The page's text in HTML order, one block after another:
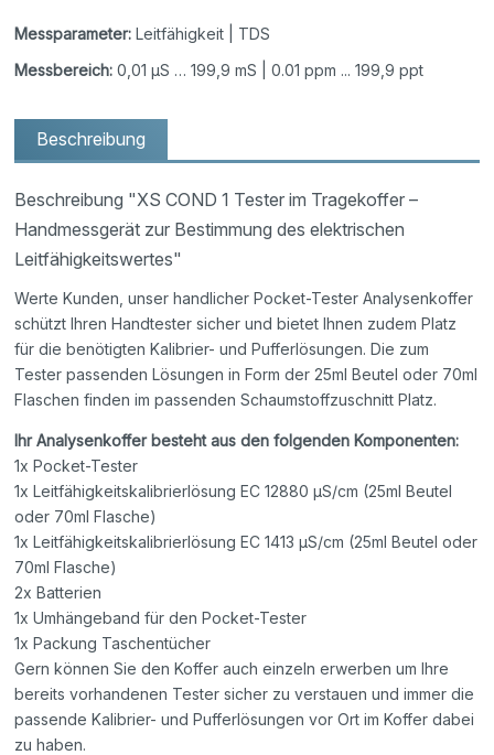
Messparameter: Leitfähigkeit | TDS
Messbereich: 0,01 µS … 199,9 mS | 0.01 ppm ... 199,9 ppt
Beschreibung
Beschreibung "XS COND 1 Tester im Tragekoffer –
Handmessgerät zur Bestimmung des elektrischen
Leitfähigkeitswertes"
Werte Kunden, unser handlicher Pocket-Tester Analysenkoffer
schützt Ihren Handtester sicher und bietet Ihnen zudem Platz
für die benötigten Kalibrier- und Pufferlösungen. Die zum
Tester passenden Lösungen in Form der 25ml Beutel oder 70ml
Flaschen finden im passenden Schaumstoffzuschnitt Platz.
Ihr Analysenkoffer besteht aus den folgenden Komponenten:
1x Pocket-Tester
1x Leitfähigkeitskalibrierlösung EC 12880 μS/cm (25ml Beutel
oder 70ml Flasche)
1x Leitfähigkeitskalibrierlösung EC 1413 μS/cm (25ml Beutel oder
70ml Flasche)
2x Batterien
1x Umhängeband für den Pocket-Tester
1x Packung Taschentücher
Gern können Sie den Koffer auch einzeln erwerben um Ihre
bereits vorhandenen Tester sicher zu verstauen und immer die
passende Kalibrier- und Pufferlösungen vor Ort im Koffer dabei
zu haben.